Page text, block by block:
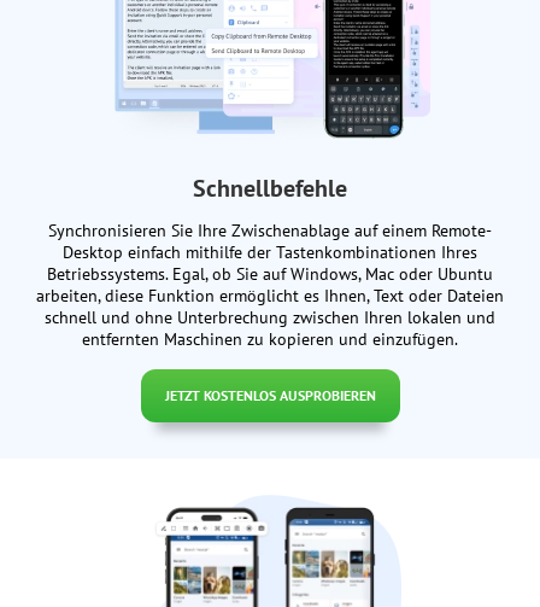
Schnellbefehle
Synchronisieren Sie Ihre Zwischenablage auf einem Remote-
Desktop einfach mithilfe der Tastenkombinationen Ihres
Betriebssystems. Egal, ob Sie auf Windows, Mac oder Ubuntu
arbeiten, diese Funktion ermöglicht es Ihnen, Text oder Dateien
schnell und ohne Unterbrechung zwischen Ihren lokalen und
entfernten Maschinen zu kopieren und einzufügen.
JETZT KOSTENLOS AUSPROBIEREN